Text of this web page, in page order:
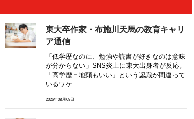
東大卒作家・布施川天馬の教育キャリ
ア通信
「低学歴なのに、勉強や読書が好きなのは意味
が分からない」SNS炎上に東大出身者が反応。
「高学歴＝地頭もいい」という認識が間違って
いるワケ
2026年08月09日